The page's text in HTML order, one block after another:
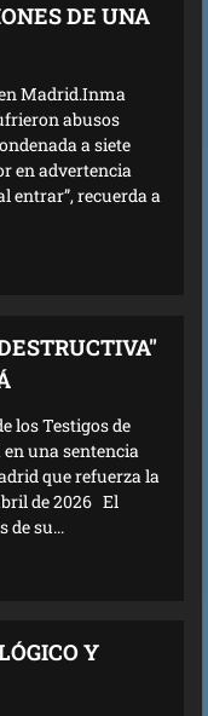
DE UNA
Madrid.Inma
abusos
a siete
en advertencia
entrar”, recuerda a
los Testigos de
una sentencia
que refuerza la
de 2026 El
de su...
Y